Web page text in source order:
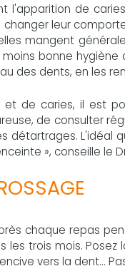
l'apparition de
leur
mangent
bonne
des dents, en les
de caries, il est
de consulter
détartrages. L'idéal
», conseille le
chaque repas
les trois mois.
vers la dent...